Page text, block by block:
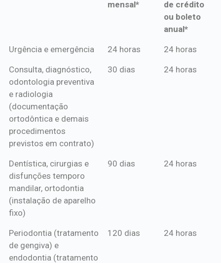
mensal*
de crédito
ou boleto
anual*
*Procedimentos Amil
*Pagamento
mensal*
*Pagamento
de crédito
Urgência e emergência 24 horas 24 horas
Consulta, diagnóstico,
odontologia preventiva
e radiologia
(documentação
ortodôntica e demais
procedimentos
previstos em contrato)
30 dias 24 horas
Dentística, cirurgias e
disfunções temporo
mandilar, ortodontia
(instalação de aparelho
fixo)
90 dias 24 horas
Periodontia (tratamento
de gengiva) e
endodontia (tratamento
120 dias 24 horas